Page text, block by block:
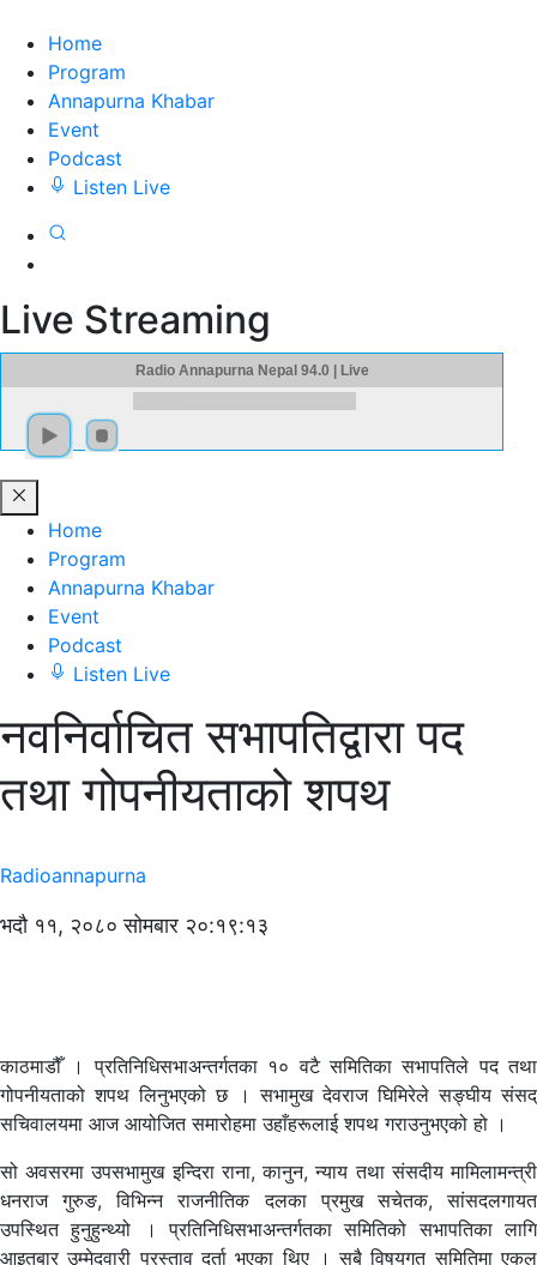
Home
Program
Annapurna Khabar
Event
Podcast
Listen Live
Live Streaming
Radio Annapurna Nepal 94.0 | Live
Home
Program
Annapurna Khabar
Event
Podcast
Listen Live
नवनिर्वाचित सभापतिद्वारा पद
तथा गोपनीयताको शपथ
Radioannapurna
भदौ ११, २०८० सोमबार २०:१९:१३
काठमाडौँ । प्रतिनिधिसभाअन्तर्गतका १० वटै समितिका सभापतिले पद तथा
गोपनीयताको शपथ लिनुभएको छ । सभामुख देवराज घिमिरेले सङ्घीय संसद्
सचिवालयमा आज आयोजित समारोहमा उहाँहरूलाई शपथ गराउनुभएको हो ।
सो अवसरमा उपसभामुख इन्दिरा राना, कानुन, न्याय तथा संसदीय मामिलामन्त्री
धनराज गुरुङ, विभिन्न राजनीतिक दलका प्रमुख सचेतक, सांसदलगायत
उपस्थित हुनुहुन्थ्यो । प्रतिनिधिसभाअन्तर्गतका समितिको सभापतिका लागि
आइतबार उम्मेदवारी प्रस्ताव दर्ता भएका थिए । सबै विषयगत समितिमा एकल